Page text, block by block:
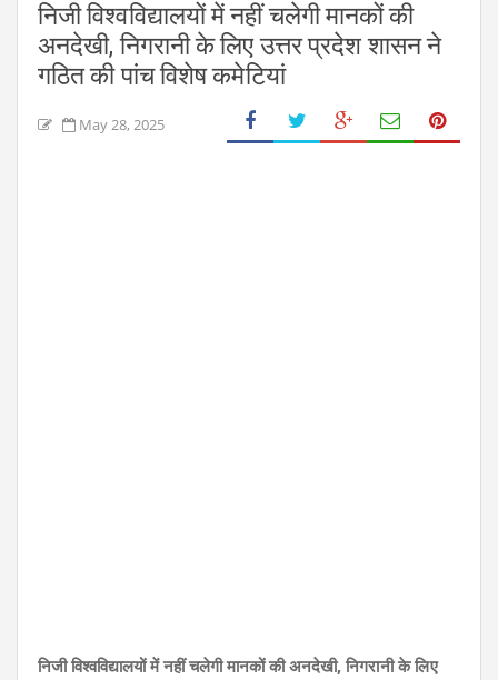
निजी विश्वविद्यालयों में नहीं चलेगी मानकों की
अनदेखी, निगरानी के लिए उत्तर प्रदेश शासन ने
गठित की पांच विशेष कमेटियां
May 28, 2025
निजी विश्वविद्यालयों में नहीं चलेगी मानकों की अनदेखी, निगरानी के लिए